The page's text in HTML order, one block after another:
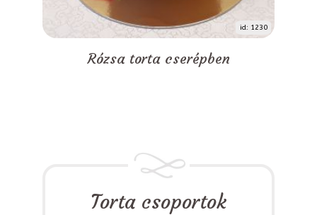
id: 1230
Rózsa torta cserépben
Torta csoportok